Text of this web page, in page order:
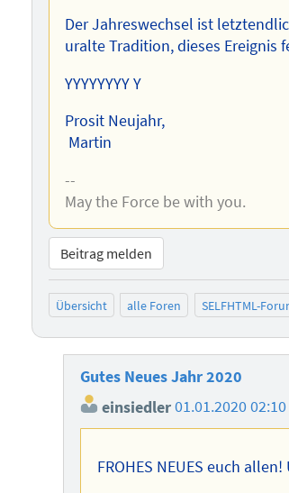
Der Jahreswechsel ist
uralte Tradition, dieses Ereignis
YYYYYYYY Y
Prosit Neujahr,
Martin
--
May the Force be with you.
Beitrag melden
Übersicht alle Foren SELFHTML-
Gutes Neues Jahr 2020
einsiedler01.01.2020 02:10
FROHES NEUES euch